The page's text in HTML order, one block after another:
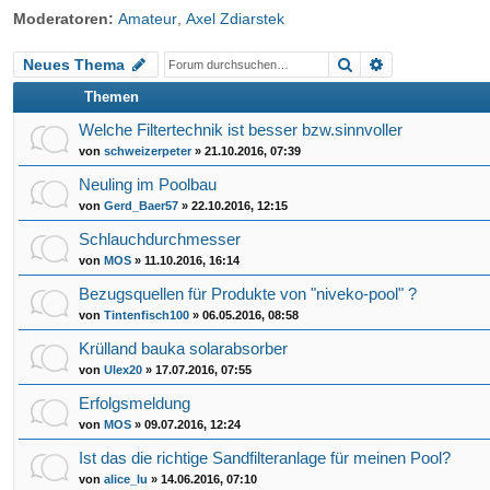
riff
Moderatoren: Amateur Axel Zdiarstek
Neues Thema Suche
Themen
Welche Filtertechnik ist besser bzw.sinnvoller
von schweizerpeter» 21.10.2016, 07:39
Neuling im Poolbau
von Gerd_Baer57 » 22.10.2016, 12:15
Schlauchdurchmesser
von MOS » 11.10.2016, 16:14
Bezugsquellen für Produkte von "niveko-pool" ?
von Tintenfisch100 » 06.05.2016, 08:58
Krülland bauka solarabsorber
von Ulex20 » 17.07.2016, 07:55
Erfolgsmeldung
von MOS » 09.07.2016, 12:24
Ist das die richtige Sandfilteranlage für meinen Pool?
von alice_lu » 14.06.2016, 07:10